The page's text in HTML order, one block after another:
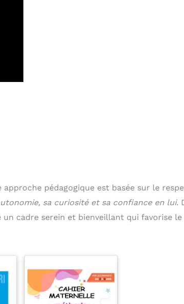
pédagogique est basée sur le
sa curiosité et sa confiance en lui.
cadre serein et bienveillant qui favorise le